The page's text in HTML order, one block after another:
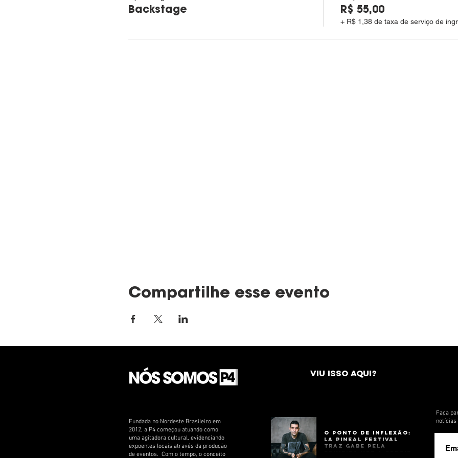
Backstage R$ 55,00
+ R$ 1,38 de taxa de serviço de
Compartilhe esse evento
VIU ISSO AQUI?
Fundada no Nordeste Brasileiro em
2012, a P4 começou atuando como
uma agitadora cultural, evidenciando
expoentes locais através da produção
de eventos. Com o tempo, o conceito
O Ponto de Inflexão:
La Pineal Festival
Traz Gabe Pela
Faça
notícias